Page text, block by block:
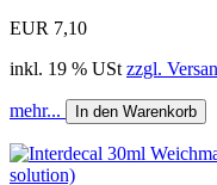
EUR 7,10
inkl. 19 % USt zzgl.
mehr... In den Warenkorb